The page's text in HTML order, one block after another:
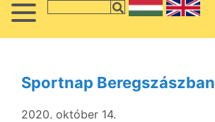
Sportnap Beregszászban
2020. október 14.